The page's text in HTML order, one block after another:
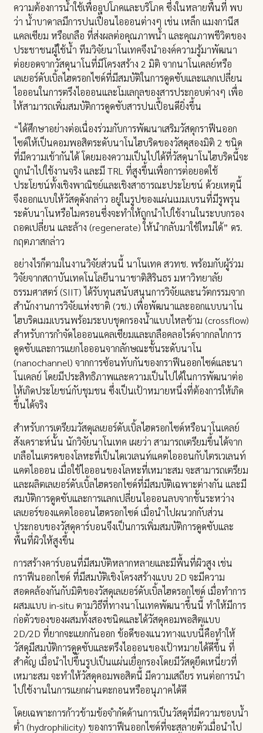
ความต้องการน้ำใช้เพื่ออุปโภคและบริโภค ซึ่งในหลายพื้นที่ พบ
ว่า น้ำบาดาลมีการปนเปื้อนไอออนต่างๆ เช่น เหล็ก แมงกานีส
แคลเซียม หรือเกลือ ที่ส่งผลต่อคุณภาพน้ำ และคุณภาพชีวิตของ
ประชาชนผู้ใช้น้ำ ทีมวิจัยนาโนเทคจึงนำองค์ความรู้มาพัฒนา
ต่อยอดจากวัสดุนาโนที่มีโครงสร้าง 2 มิติ จากนาโนเคลย์หรือ
เลเยอร์ดับเบิ้ลไฮดรอกไซด์ที่มีสมบัติในการดูดซับและแลกเปลี่ยน
ไอออนในการตรึงไอออนและโมเลกุลของสารประกอบต่างๆ เพื่อ
ให้สามารถเพิ่มสมบัติการดูดซับสารปนเปื้อนดียิ่งขึ้น
“ได้ศึกษาอย่างต่อเนื่องร่วมกับการพัฒนาเสริมวัสดุกราฟีนออก
ไซด์ให้เป็นคอมพอสิตระดับนาโนไฮบริดของวัสดุสองมิติ 2 ชนิด
ที่มีความเข้ากันได้ โดยมองความเป็นไปได้ที่วัสดุนาโนไฮบริดนี้จะ
ถูกนำไปใช้งานจริง และมี TRL ที่สูงขึ้นเพื่อการต่อยอดใช้
ประโยชน์ทั้งเชิงพาณิชย์และเชิงสาธารณะประโยชน์ ด้วยเหตุนี้
จึงออกแบบให้วัสดุดังกล่าว อยู่ในรูปของแผ่นเมมเบรนที่มีรูพรุน
ระดับนาโนหรือไมครอนซึ่งจะทำให้ถูกนำไปใช้งานในระบบกรอง
ถอดเปลี่ยน และล้าง (regenerate) ให้นำกลับมาใช้ใหม่ได้” ดร.
กฤตภาสกล่าว
อย่างไรก็ตามในงานวิจัยส่วนนี้ นาโนเทค สวทช. พร้อมกับผู้ร่วม
วิจัยจากสถาบันเทคโนโลยีนานาชาติสิรินธร มหาวิทยาลัย
ธรรมศาสตร์ (SIIT) ได้รับทุนสนับสนุนการวิจัยและนวัตกรรมจาก
สำนักงานการวิจัยแห่งชาติ (วช.) เพื่อพัฒนาและออกแบบนาโน
ไฮบริดเมมเบรนพร้อมระบบชุดกรองน้ำแบบไหลข้าม (crossflow)
สำหรับการกำจัดไอออนแคลเซียมและเกลือคลอไรด์จากกลไกการ
ดูดซับและการแยกไอออนจากลักษณะชั้นระดับนาโน
(nanochannel) จากการซ้อนทับกันของกราฟีนออกไซด์และนา
โนเคลย์ โดยมีประสิทธิภาพและความเป็นไปได้ในการพัฒนาต่อ
ให้เกิดประโยชน์กับชุมชน ซึ่งเป็นเป้าหมายหนึ่งที่ต้องการให้เกิด
ขึ้นได้จริง
สำหรับการเตรียมวัสดุเลเยอร์ดับเบิ้ลไฮดรอกไซด์หรือนาโนเคลย์
สังเคราะห์นั้น นักวิจัยนาโนเทค เผยว่า สามารถเตรียมขึ้นได้จาก
เกลือไนเตรดของโลหะที่เป็นไดเวเลนท์แคตไอออนกับไตรเวเลนท์
แคตไอออน เมื่อใช้ไอออนของโลหะที่เหมาะสม จะสามารถเตรียม
และผลิตเลเยอร์ดับเบิ้ลไฮดรอกไซด์ที่มีสมบัติเฉพาะต่างกัน และมี
สมบัติการดูดซับและการแลกเปลี่ยนไอออนลบจากชั้นระหว่าง
เลเยอร์ของแคตไอออนไฮดรอกไซด์ เมื่อนำไปผนวกกับส่วน
ประกอบของวัสดุคาร์บอนจึงเป็นการเพิ่มสมบัติการดูดซับและ
พื้นที่ผิวให้สูงขึ้น
การสร้างคาร์บอนที่มีสมบัติหลากหลายและมีพื้นที่ผิวสูง เช่น
กราฟีนออกไซด์ ที่มีสมบัติเชิงโครงสร้างแบบ 2D จะมีความ
สอดคล้องกันกับมิติของวัสดุเลเยอร์ดับเบิ้ลไฮดรอกไซด์ เมื่อทำการ
ผสมแบบ in-situ ตามวิธีที่ทางนาโนเทคพัฒนาขึ้นนี้ ทำให้มีการ
ก่อตัวของของผสมทั้งสองชนิดและได้วัสดุคอมพอสิตแบบ
2D/2D ที่ยากจะแยกกันออก ข้อดีของแนวทางแบบนี้คือทำให้
วัสดุมีสมบัติการดูดซับและตรึงไอออนของเป้าหมายได้ดีขึ้น ที่
สำคัญ เมื่อนำไปขึ้นรูปเป็นแผ่นเยื่อกรองโดยมีวัสดุยึดเหนี่ยวที่
เหมาะสม จะทำให้วัสดุคอมพอสิตนี้ มีความเสถียร ทนต่อการนำ
ไปใช้งานในการแยกผ่านตะกอนหรืออนุภาคได้ดี
โดยเฉพาะการก้าวข้ามข้อจำกัดด้านการเป็นวัสดุที่มีความชอบน้ำ
ต่ำ (hydrophilicity) ของกราฟีนออกไซด์ที่จะสลายตัวเมื่อนำไป